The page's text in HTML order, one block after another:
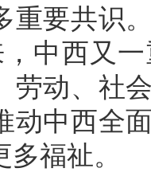
重要共识
中西又
劳动、社
动中西全
福祉。